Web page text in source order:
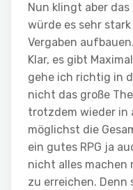
Nun klingt aber
würde es sehr
Vergaben aufbauen.
Klar, es gibt
gehe ich richtig in
nicht das große
trotzdem wieder in
möglichst die
ein gutes RPG ja
nicht alles machen
zu erreichen. Denn